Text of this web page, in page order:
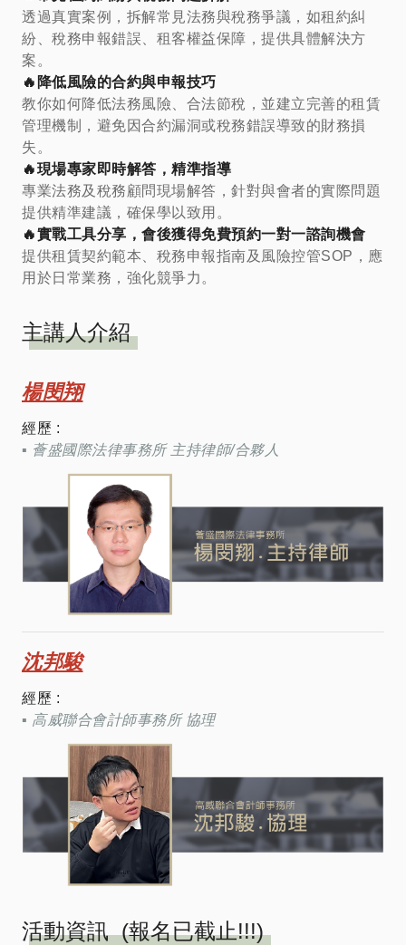
透過真實案例，拆解常見法務與稅務爭議，如租約糾
紛、稅務申報錯誤、租客權益保障，提供具體解決方
案。
🔥降低風險的合約與申報技巧
教你如何降低法務風險、合法節稅，並建立完善的租賃
管理機制，避免因合約漏洞或稅務錯誤導致的財務損
失。
🔥現場專家即時解答，精準指導
專業法務及稅務顧問現場解答，針對與會者的實際問題
提供精準建議，確保學以致用。
🔥實戰工具分享，會後獲得免費預約一對一諮詢機會
提供租賃契約範本、稅務申報指南及風險控管SOP，應
用於日常業務，強化競爭力。
主講人介紹
楊閔翔
經歷 :
▪︎ 薈盛國際法律事務所 主持律師/合夥人
沈邦駿
經歷 :
▪︎ 高威聯合會計師事務所 協理
活動資訊 (報名已截止!!!)